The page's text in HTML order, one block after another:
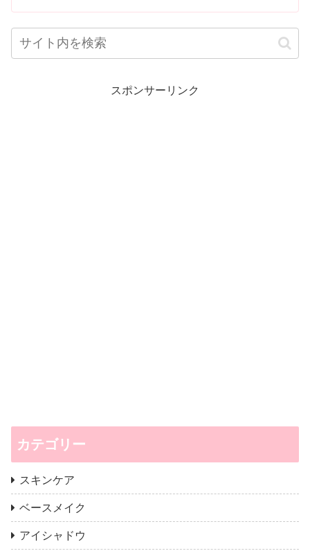
スポンサーリンク
カテゴリー
スキンケア
ベースメイク
アイシャドウ